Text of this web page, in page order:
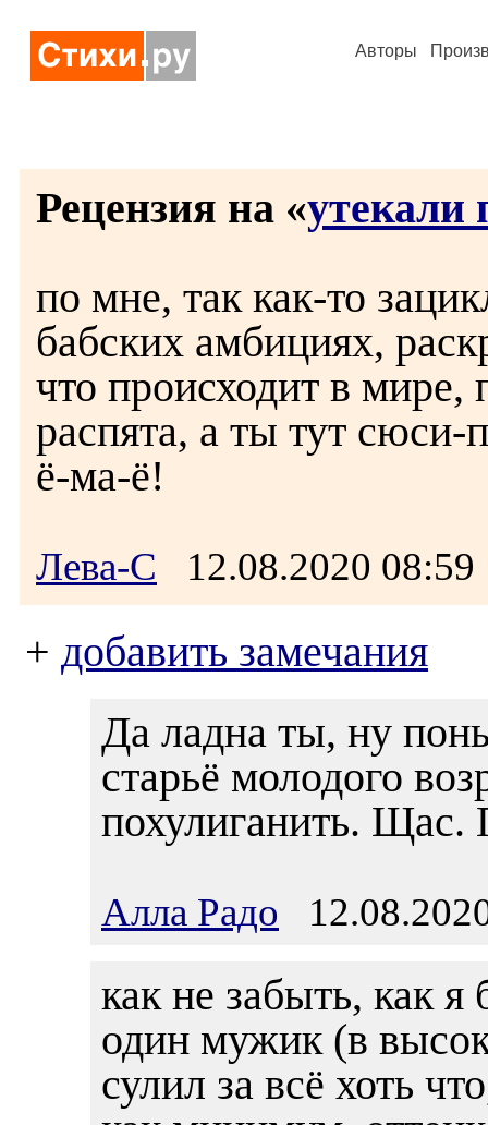
Авторы
Рецензия на «утекали
по мне, так как-то
бабских амбициях,
что происходит в мире,
распята, а ты тут сюси-
ё-ма-ё!
Лева-С 12.08.2020
+ добавить замечания
Да ладна ты, ну
старьё молодого
похулиганить. Щас.
Алла Радо
как не забыть, как я
один мужик (в
сулил за всё хоть